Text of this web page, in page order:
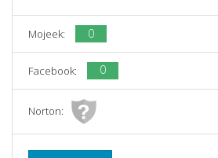
Mojeek: 0
Facebook: 0
Norton: